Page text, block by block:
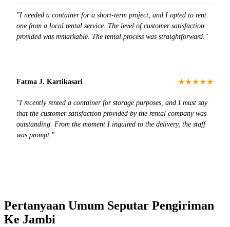
"I needed a container for a short-term project, and I opted to rent
one from a local rental service. The level of customer satisfaction
provided was remarkable. The rental process was straightforward."
Fatma J. Kartikasari ★★★★★
"I recently rented a container for storage purposes, and I must say
that the customer satisfaction provided by the rental company was
outstanding. From the moment I inquired to the delivery, the staff
was prompt."
Pertanyaan Umum Seputar Pengiriman
Ke Jambi